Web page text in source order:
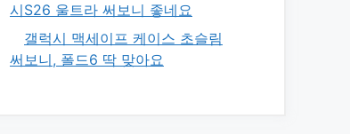
시S26 울트라 써보니 좋네요
갤럭시 맥세이프 케이스 초슬림
써보니, 폴드6 딱 맞아요